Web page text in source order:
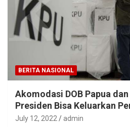
BERITA NASIONAL
Akomodasi DOB Papua
Presiden Bisa Keluarkan
July 12, 2022 admin